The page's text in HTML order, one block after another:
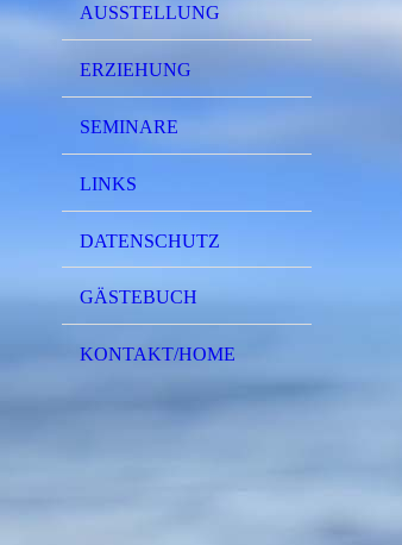
AUSSTELLUNG
ERZIEHUNG
SEMINARE
LINKS
DATENSCHUTZ
GÄSTEBUCH
KONTAKT/HOME